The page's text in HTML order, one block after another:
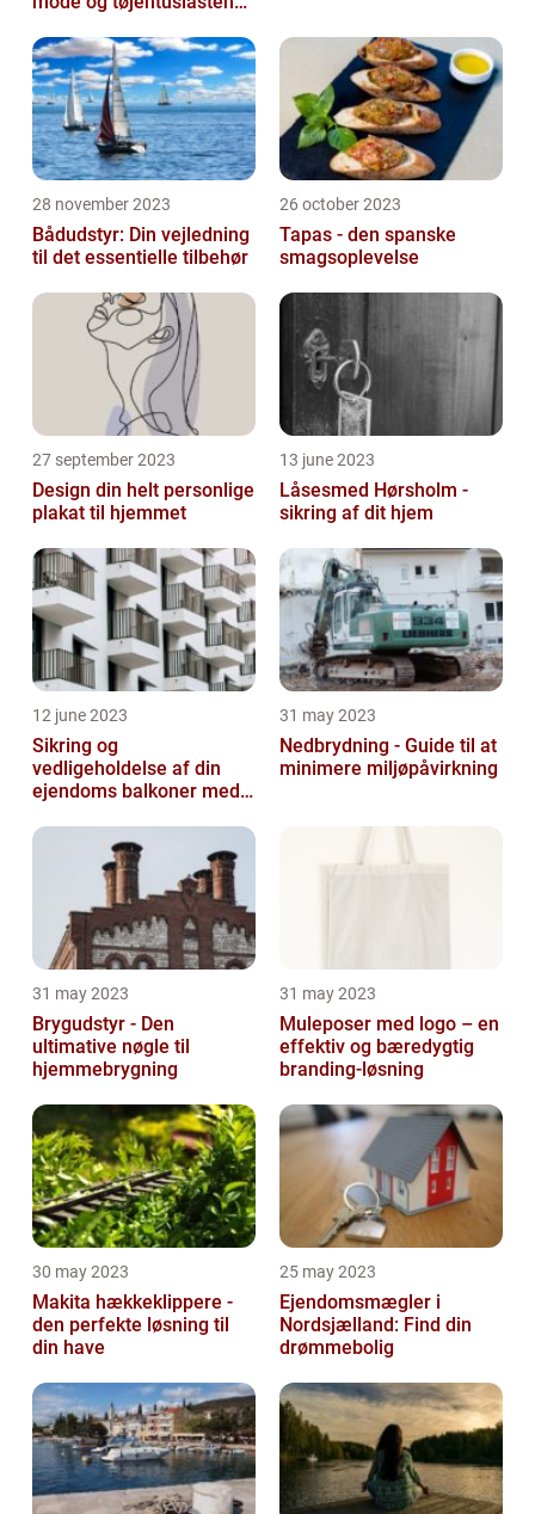
28 november 2023
Bådudstyr: Din vejledning
til det essentielle tilbehør
26 october 2023
Tapas - den spanske
smagsoplevelse
27 september 2023
Design din helt personlige
plakat til hjemmet
13 june 2023
Låsesmed Hørsholm -
sikring af dit hjem
12 june 2023
Sikring og
vedligeholdelse af din
ejendoms balkoner med
31 may 2023
Nedbrydning - Guide til at
minimere miljøpåvirkning
31 may 2023
Brygudstyr - Den
ultimative nøgle til
hjemmebrygning
31 may 2023
Muleposer med logo – en
effektiv og bæredygtig
branding-løsning
30 may 2023
Makita hækkeklippere -
den perfekte løsning til
din have
25 may 2023
Ejendomsmægler i
Nordsjælland: Find din
drømmebolig